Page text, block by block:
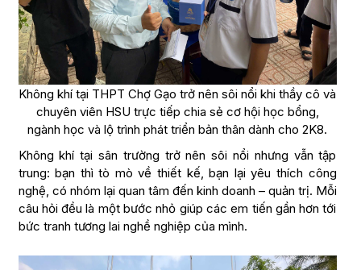
Không khí tại THPT Chợ Gạo trở nên sôi nổi khi thầy cô và
chuyên viên HSU trực tiếp chia sẻ cơ hội học bổng,
ngành học và lộ trình phát triển bản thân dành cho 2K8.
Không khí tại sân trường trở nên sôi nổi nhưng vẫn tập
trung: bạn thì tò mò về thiết kế, bạn lại yêu thích công
nghệ, có nhóm lại quan tâm đến kinh doanh – quản trị. Mỗi
câu hỏi đều là một bước nhỏ giúp các em tiến gần hơn tới
bức tranh tương lai nghề nghiệp của mình.